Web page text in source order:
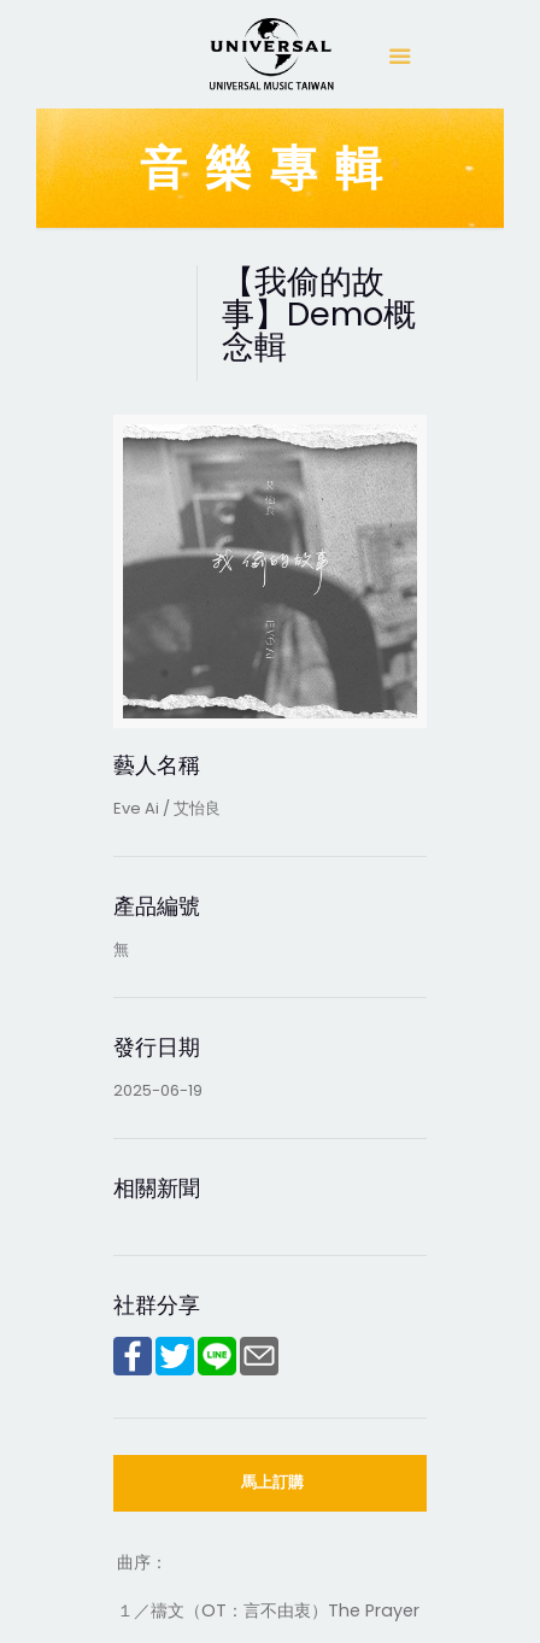
音樂專輯
【我偷的故
事】Demo概
念輯
藝人名稱
Eve Ai / 艾怡良
產品編號
無
發行日期
2025-06-19
相關新聞
社群分享
馬上訂購
曲序：
１／禱文（OT ：言不由衷） The Prayer